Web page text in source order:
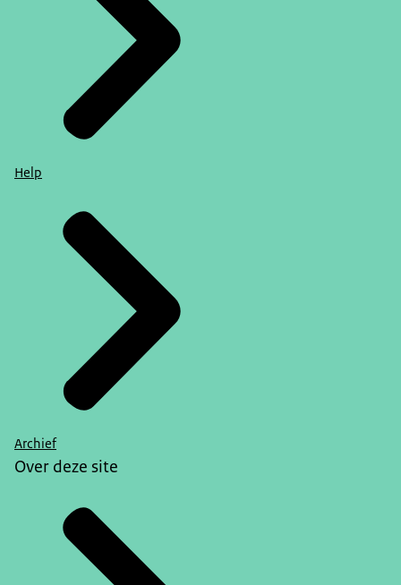
Help
Archief
Over deze site